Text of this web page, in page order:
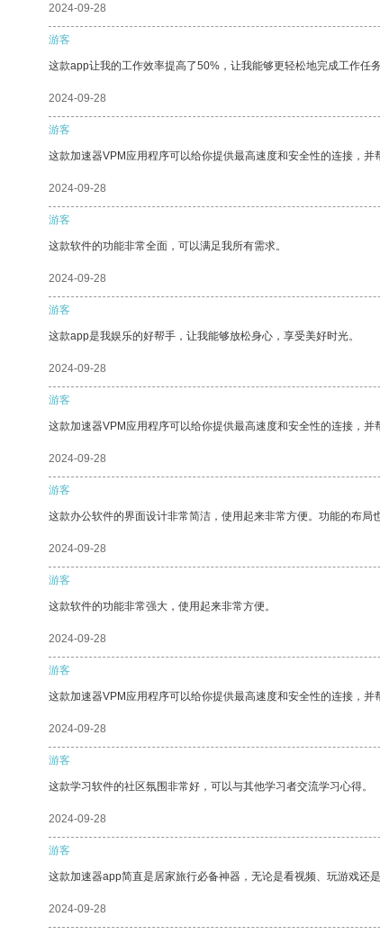
2024-09-28
游客
这款app让我的工作效率提高了50%，让我能够更轻松地完成工作任
2024-09-28
游客
这款加速器VPM应用程序可以给你提供最高速度和安全性的连接，并
2024-09-28
游客
这款软件的功能非常全面，可以满足我所有需求。
2024-09-28
游客
这款app是我娱乐的好帮手，让我能够放松身心，享受美好时光。
2024-09-28
游客
这款加速器VPM应用程序可以给你提供最高速度和安全性的连接，并
2024-09-28
游客
这款办公软件的界面设计非常简洁，使用起来非常方便。功能的布局
2024-09-28
游客
这款软件的功能非常强大，使用起来非常方便。
2024-09-28
游客
这款加速器VPM应用程序可以给你提供最高速度和安全性的连接，并
2024-09-28
游客
这款学习软件的社区氛围非常好，可以与其他学习者交流学习心得。
2024-09-28
游客
这款加速器app简直是居家旅行必备神器，无论是看视频、玩游戏还
2024-09-28